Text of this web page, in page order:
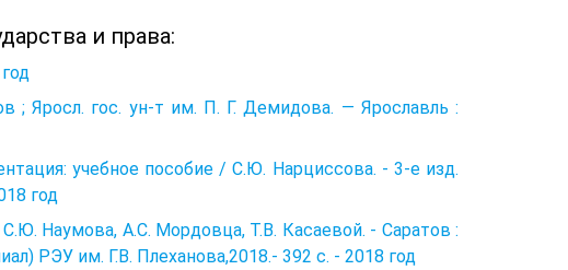
и права:
; Яросл. гос. ун-т им. П. Г. Демидова. — Ярославль :
учебное пособие / С.Ю. Нарциссова. - 3-е изд.
год
Наумова, А.С. Мордовца, Т.В. Касаевой. - Саратов :
РЭУ им. Г.В. Плеханова,2018.- 392 с. - 2018 год